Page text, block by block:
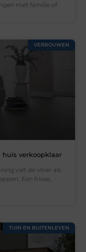
met familie of
VERBOUWEN
verkoopklaar
valt de vloer als
Een frisse,
TUIN EN BUITENLEVEN